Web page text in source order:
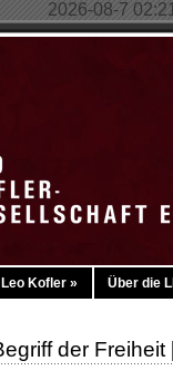
2026-08-7
Leo Kofler » Über die
der Freiheit